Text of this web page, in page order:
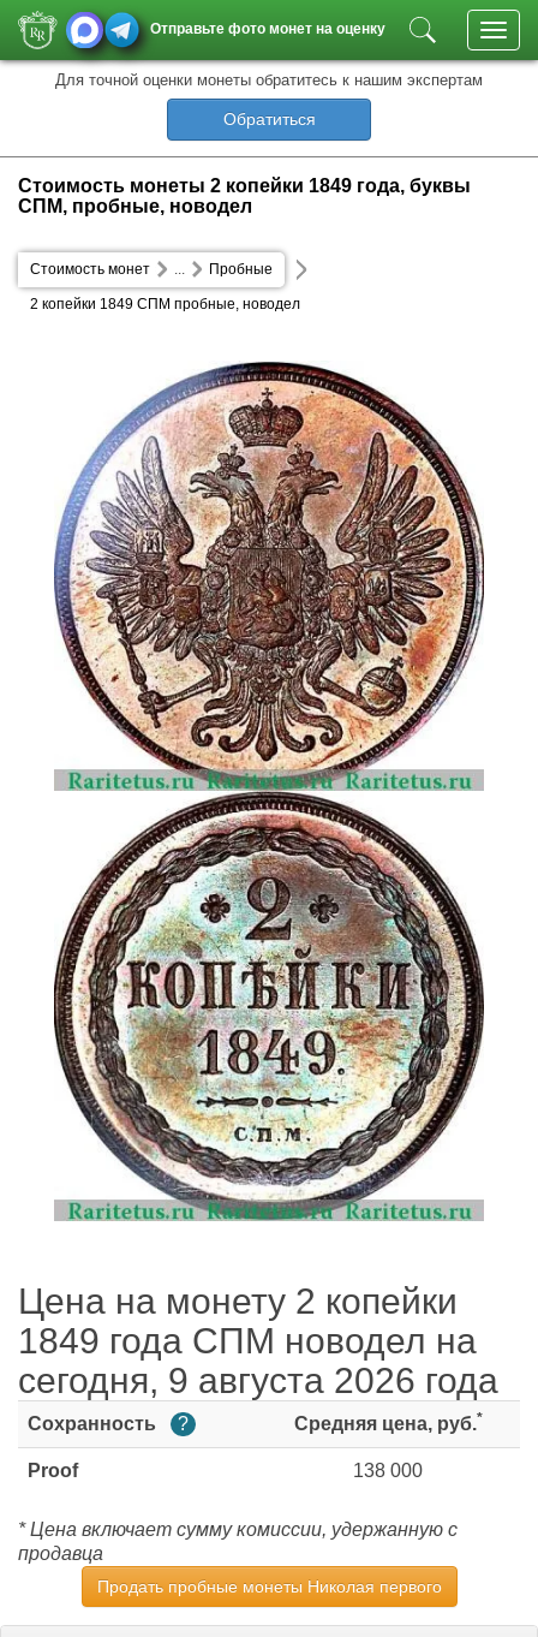
Отправьте фото монет на оценку
Для точной оценки монеты обратитесь к нашим экспертам
Обратиться
Стоимость монеты 2 копейки 1849 года, буквы
СПМ, пробные, новодел
Стоимость монет Пробные
...
2 копейки 1849 СПМ пробные, новодел
Цена на монету 2 копейки
1849 года СПМ новодел на
сегодня, 9 августа 2026 года
Сохранность ? Средняя цена, руб.*
Proof 138 000
* Цена включает сумму комиссии, удержанную с
продавца
Продать пробные монеты Николая первого